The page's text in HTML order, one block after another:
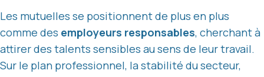
Les mutuelles se positionnent de plus en plus
comme des employeurs responsables, cherchant à
attirer des talents sensibles au sens de leur travail.
Sur le plan professionnel, la stabilité du secteur,